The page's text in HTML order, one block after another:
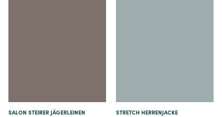
SALON STEIRER JÄGERLEINEN STRETCH HERRENJACKE